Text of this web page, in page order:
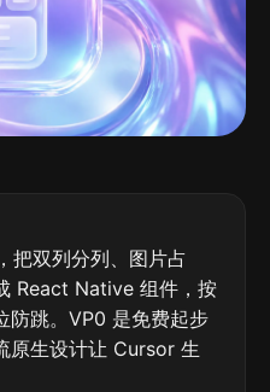
把双列分列、图片占
React Native 组件，按
防跳。VP0 是免费起步
原生设计让 Cursor 生